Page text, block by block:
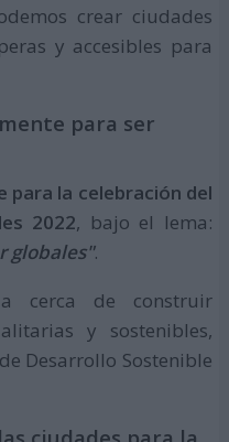
crear ciudades
y accesibles para
para ser
para la celebración del
2022, bajo el lema:
globales".
cerca de construir
y sostenibles,
Desarrollo Sostenible